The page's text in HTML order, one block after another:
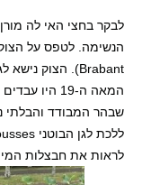
לבקר בחצי האי לה
המאה ה-19
שבהר המבודד והבלתי
לראות את חבצלות